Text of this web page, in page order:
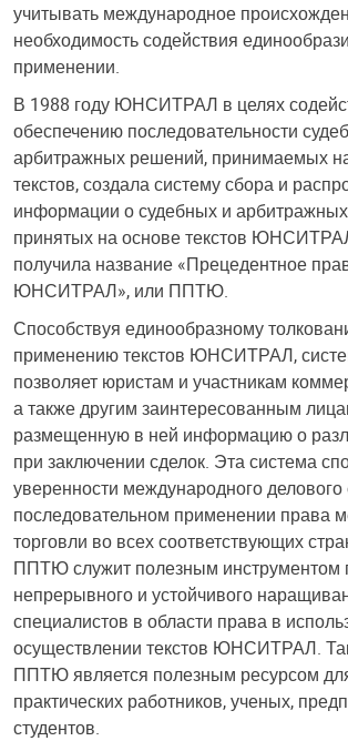
учитывать международное
необходимость содействия
применении.
В 1988 году ЮНСИТРАЛ в целях
обеспечению последовательности
арбитражных решений, принимаемых
текстов, создала систему сбора и
информации о судебных и
принятых на основе текстов
получила название «Прецедентное
ЮНСИТРАЛ», или ППТЮ.
Способствуя единообразному
применению текстов ЮНСИТРАЛ,
позволяет юристам и участникам
а также другим заинтересованным
размещенную в ней информацию о
при заключении сделок. Эта система
уверенности международного
последовательном применении права
торговли во всех соответствующих
ППТЮ служит полезным инструментом
непрерывного и устойчивого
специалистов в области права в
осуществлении текстов ЮНСИТРАЛ.
ППТЮ является полезным ресурсом
практических работников, ученых,
студентов.